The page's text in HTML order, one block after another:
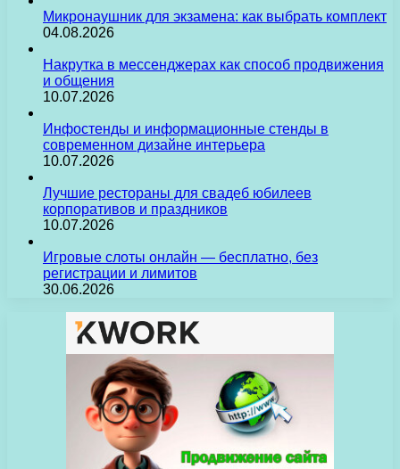
Микронаушник для экзамена: как выбрать комплект
04.08.2026
Накрутка в мессенджерах как способ продвижения
и общения
10.07.2026
Инфостенды и информационные стенды в
современном дизайне интерьера
10.07.2026
Лучшие рестораны для свадеб юбилеев
корпоративов и праздников
10.07.2026
Игровые слоты онлайн — бесплатно, без
регистрации и лимитов
30.06.2026